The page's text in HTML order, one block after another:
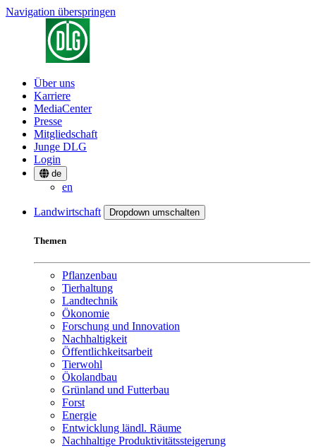
Navigation überspringen
Über uns
Karriere
MediaCenter
Presse
Mitgliedschaft
Junge DLG
Login
de
en
Landwirtschaft Dropdown umschalten
Themen
Pflanzenbau
Tierhaltung
Landtechnik
Ökonomie
Forschung und Innovation
Nachhaltigkeit
Öffentlichkeitsarbeit
Tierwohl
Ökolandbau
Grünland und Futterbau
Forst
Energie
Entwicklung ländl. Räume
Nachhaltige Produktivitätssteigerung